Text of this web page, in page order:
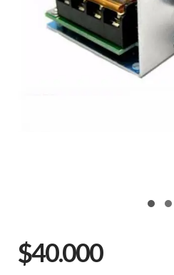
$40.000